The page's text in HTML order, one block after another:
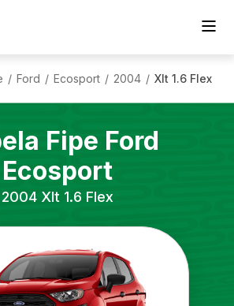
/ Ford / Ecosport / 2004 / Xlt 1.6 Flex
Fipe Ford
Ecosport
2004 Xlt 1.6 Flex